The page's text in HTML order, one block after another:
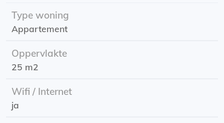
een heerlijke omgeving naast het Noorderplantsoen,
heerlijk voor een warme zomerdag!
Ingangsdatum: 1 augustus
Huurprijs: 910,- incl.
Energielabel: A
Huurtoeslag is mogelijk !
Type woning
Appartement
Oppervlakte
25 m2
Wifi / Internet
ja